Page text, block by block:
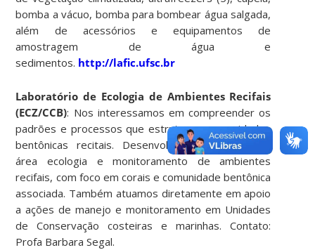
bomba a vácuo, bomba para bombear água salgada,
além de acessórios e equipamentos de
amostragem de água e
sedimentos. http://lafic.ufsc.br
Laboratório de Ecologia de Ambientes Recifais
(ECZ/CCB): Nos interessamos em compreender os
padrões e processos que estruturam comunidades
bentônicas recitais. Desenvolvemos projetos na
área ecologia e monitoramento de ambientes
recifais, com foco em corais e comunidade bentônica
associada. Também atuamos diretamente em apoio
a ações de manejo e monitoramento em Unidades
de Conservação costeiras e marinhas. Contato:
Profa Barbara Segal.